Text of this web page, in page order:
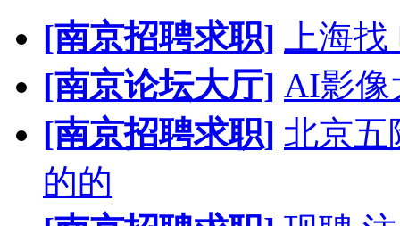
[南京招聘求职]
上海
[南京论坛大厅] AI影像
[南京招聘求职] 北京五
的的